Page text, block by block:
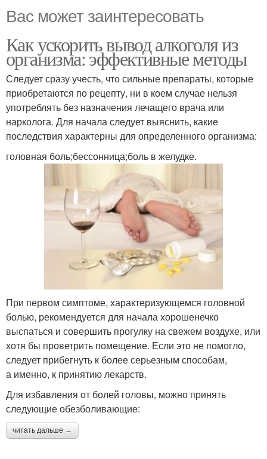
Вас может заинтересовать
Как ускорить вывод алкоголя из
организма: эффективные методы
Следует сразу учесть, что сильные препараты, которые
приобретаются по рецепту, ни в коем случае нельзя
употреблять без назначения лечащего врача или
нарколога. Для начала следует выяснить, какие
последствия характерны для определенного организма:
головная боль;бессонница;боль в желудке.
При первом симптоме, характеризующемся головной
болью, рекомендуется для начала хорошенечко
выспаться и совершить прогулку на свежем воздухе, или
хотя бы проветрить помещение. Если это не помогло,
следует прибегнуть к более серьезным способам,
а именно, к принятию лекарств.
Для избавления от болей головы, можно принять
следующие обезболивающие:
читать дальше →